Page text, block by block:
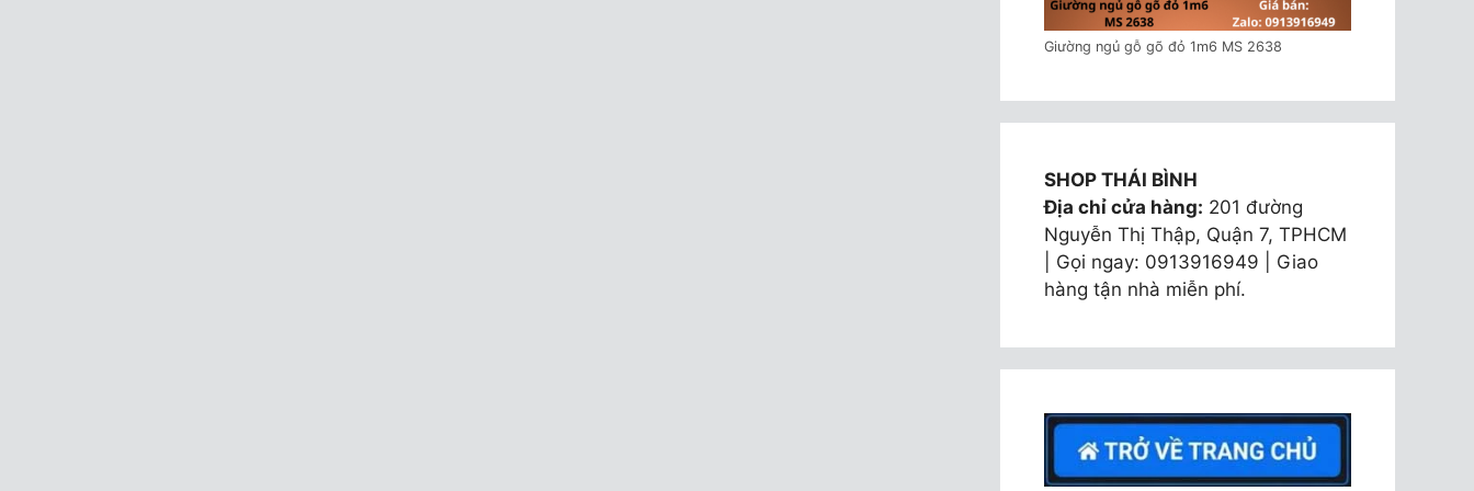
Giường ngủ gỗ gõ đỏ 1m6 MS 2638
SHOP THÁI BÌNH
Địa chỉ cửa hàng: 201 đường
Nguyễn Thị Thập, Quận 7, TPHCM
| Gọi ngay: 0913916949 | Giao
hàng tận nhà miễn phí.